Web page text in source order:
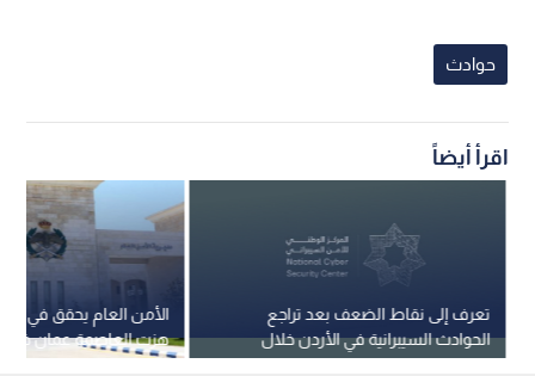
حوادث
اقرأ أيضاً
هزت العاصمة عمان
تعرف إلى نقاط الضعف بعد تراجع
الحوادث السيبرانية في الأردن خلال
الربع الأول من العام